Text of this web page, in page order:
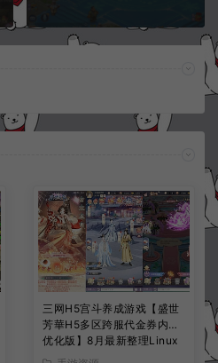
三网H5宫斗养成游戏【盛世
芳華H5多区跨服代金券内购
优化版】8月最新整理Linux
手工服务端+CDK授权后台